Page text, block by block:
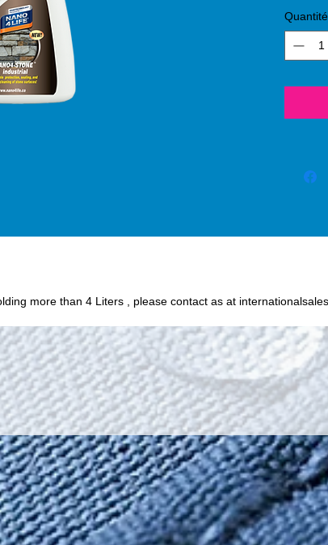
(24
and
Quantité
more than 4 Liters , please contact as at